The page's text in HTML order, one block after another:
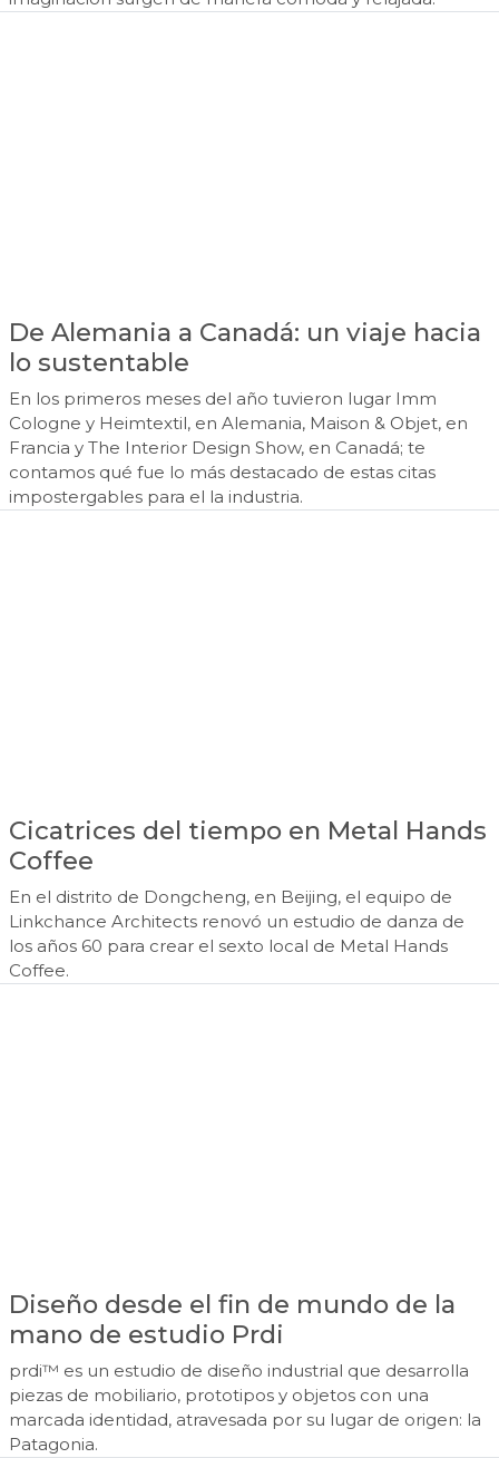
De Alemania a Canadá: un viaje hacia
lo sustentable
En los primeros meses del año tuvieron lugar Imm
Cologne y Heimtextil, en Alemania, Maison & Objet, en
Francia y The Interior Design Show, en Canadá; te
contamos qué fue lo más destacado de estas citas
impostergables para el la industria.
Cicatrices del tiempo en Metal Hands
Coffee
En el distrito de Dongcheng, en Beijing, el equipo de
Linkchance Architects renovó un estudio de danza de
los años 60 para crear el sexto local de Metal Hands
Coffee.
Diseño desde el fin de mundo de la
mano de estudio Prdi
prdi™ es un estudio de diseño industrial que desarrolla
piezas de mobiliario, prototipos y objetos con una
marcada identidad, atravesada por su lugar de origen: la
Patagonia.